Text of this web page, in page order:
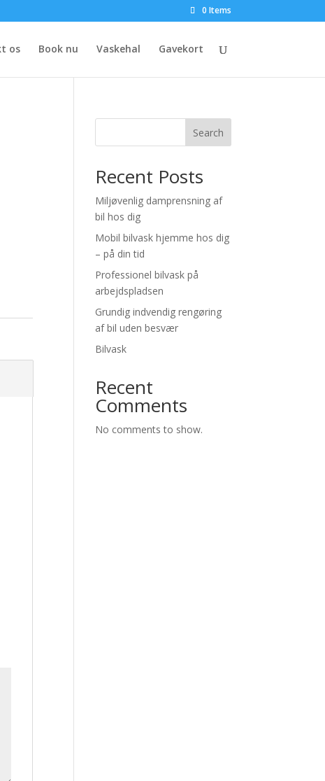
0 Items
os Book nu Vaskehal Gavekort
Search
Recent Posts
Miljøvenlig damprensning af
bil hos dig
Mobil bilvask hjemme hos dig
– på din tid
Professionel bilvask på
arbejdspladsen
Grundig indvendig rengøring
af bil uden besvær
Bilvask
Recent
Comments
No comments to show.